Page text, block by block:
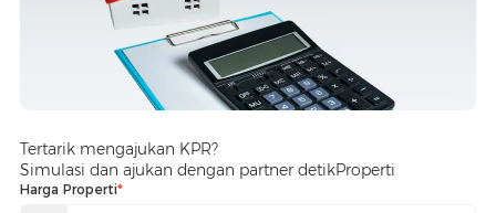
Tertarik mengajukan KPR?
Simulasi dan ajukan dengan partner detikProperti
Harga Properti*